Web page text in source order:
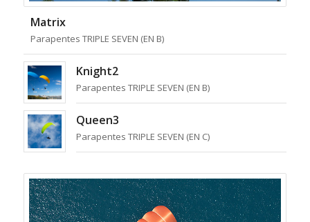
Matrix
Parapentes TRIPLE SEVEN (EN B)
Knight2
Parapentes TRIPLE SEVEN (EN B)
Queen3
Parapentes TRIPLE SEVEN (EN C)